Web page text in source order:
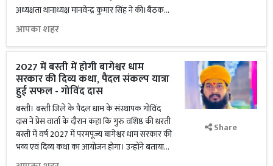
अध्यक्षता थानाध्यक्ष मानवेन्द्र कुमार सिंह ने की।बैठक...
आपका शहर
2027 में बस्ती में होगी बागेश्वर धाम
सरकार की दिव्य कथा, पैदल संकल्प यात्रा
हुई सफल - गोविंद दास
बस्ती। बस्ती जिले के पैदल धाम के संस्थापक गोविंद
दास ने प्रेस वार्ता के दौरान कहा कि गुरु वशिष्ठ की धरती
बस्ती में वर्ष 2027 में परमपूज्य बागेश्वर धाम सरकार की
भव्य एवं दिव्य कथा का आयोजन होगा। उन्होंने बताया...
Share